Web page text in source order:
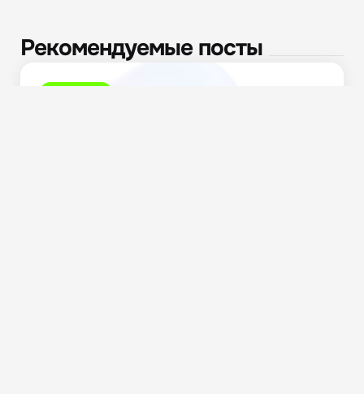
Рекомендуемые посты